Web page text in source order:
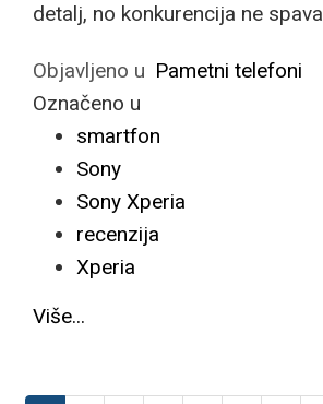
detalj, no konkurencija ne spava
Objavljeno u Pametni telefoni
Označeno u
smartfon
Sony
Sony Xperia
recenzija
Xperia
Više...